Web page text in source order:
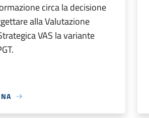
circa la decisione
alla Valutazione
VAS la variante